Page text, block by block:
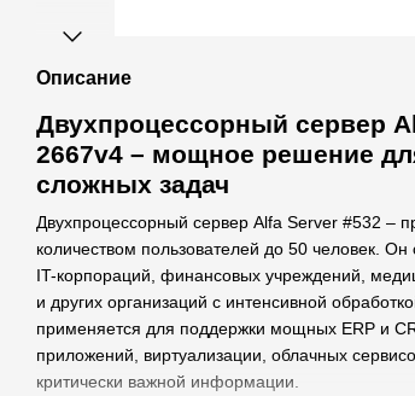
Описание
Двухпроцессорный сервер
2667v4 – мощное решение
сложных задач
Двухпроцессорный сервер Alfa Server #532 –
количеством пользователей до 50 человек. Он
IT-корпораций, финансовых учреждений,
и других организаций с интенсивной
применяется для поддержки мощных ERP и
приложений, виртуализации, облачных
критически важной информации.